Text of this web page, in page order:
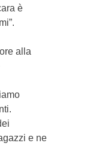
è
alla
e ne